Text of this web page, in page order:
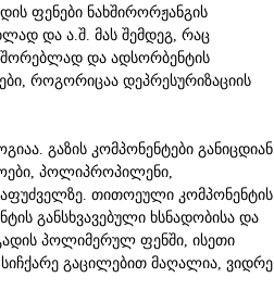
ფენები ნახშირორჟანგის
და ა.შ. მას შემდეგ, რაც
და ადსორბენტის
როგორიცაა დეპრესურიზაციის
გაზის კომპონენტები განიცდიან
პოლიპროპილენი,
თითოეული კომპონენტის
განსხვავებული ხსნადობისა და
პოლიმერულ ფენში, ისეთი
გაცილებით მაღალია, ვიდრე